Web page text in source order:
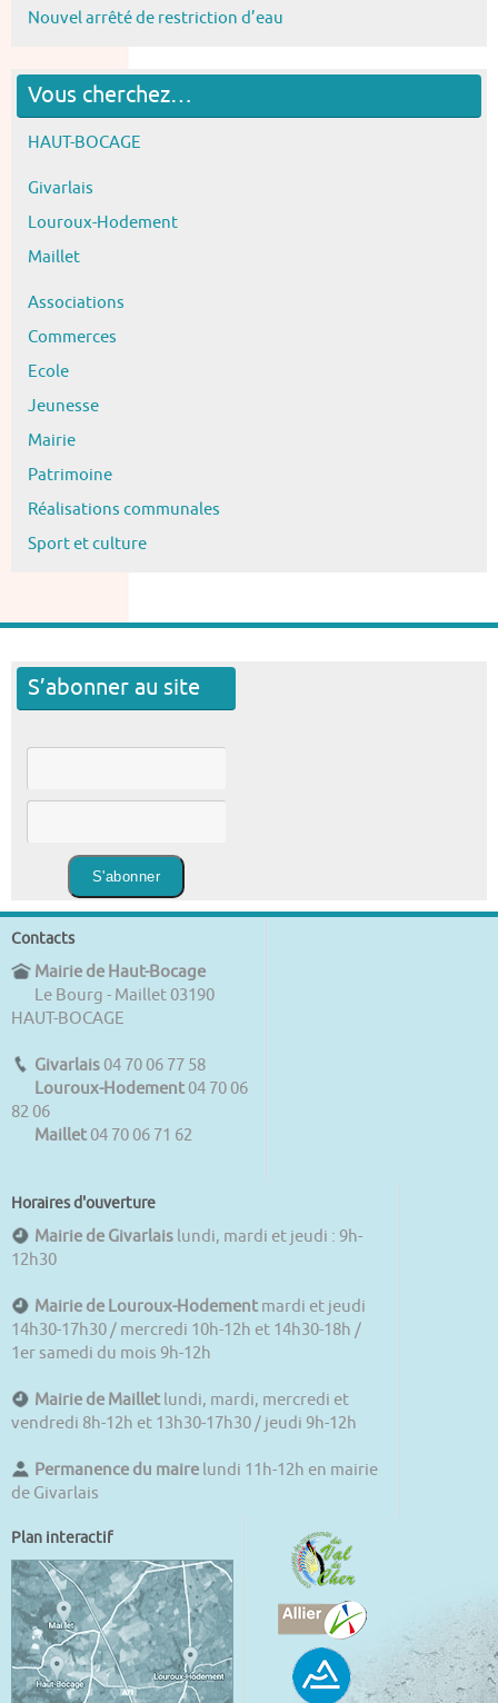
Nouvel arrêté de restriction d’eau
Vous cherchez…
HAUT-BOCAGE
Givarlais
Louroux-Hodement
Maillet
Associations
Commerces
Ecole
Jeunesse
Mairie
Patrimoine
Réalisations communales
Sport et culture
S’abonner au site
Contacts
Mairie de Haut-Bocage
Le Bourg - Maillet 03190
HAUT-BOCAGE
Givarlais 04 70 06 77 58
Louroux-Hodement 04 70 06
82 06
Maillet 04 70 06 71 62
Horaires d'ouverture
Mairie de Givarlais lundi, mardi et jeudi : 9h-
12h30
Mairie de Louroux-Hodement mardi et jeudi
14h30-17h30 / mercredi 10h-12h et 14h30-18h /
1er samedi du mois 9h-12h
Mairie de Maillet lundi, mardi, mercredi et
vendredi 8h-12h et 13h30-17h30 / jeudi 9h-12h
Permanence du maire lundi 11h-12h en mairie
de Givarlais
Plan interactif